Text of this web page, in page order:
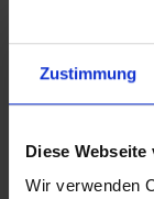
Zustimmung
Diese
Wir verwenden
Handlaufhalter
mit 12mm
bei Handläufen.
Befestigung :